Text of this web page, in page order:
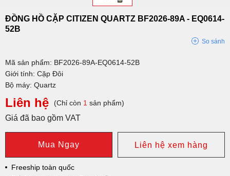
ĐỒNG HỒ CẶP CITIZEN QUARTZ BF2026-89A - EQ0614-
52B
So sánh
Mã sản phẩm: BF2026-89A-EQ0614-52B
Giới tính: Cặp Đôi
Bộ máy: Quartz
Liên hệ (Chỉ còn 1 sản phẩm)
Giá đã bao gồm VAT
Mua Ngay Liên hệ xem hàng
Freeship toàn quốc